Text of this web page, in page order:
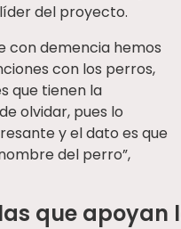
del proyecto.
con demencia hemos
con los perros,
que tienen la
olvidar, pues lo
y el dato es que
del perro”,
que apoyan